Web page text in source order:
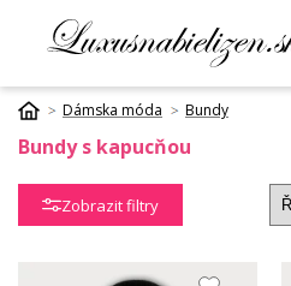
Dámska móda Bundy
Bundy s kapucňou
Zobrazit filtry